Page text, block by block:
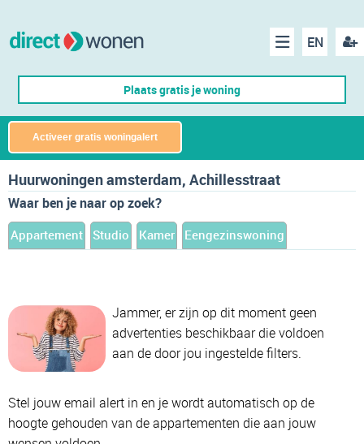
EN
Menu
Plaats gratis je woning
Activeer gratis woningalert
Huurwoningen amsterdam, Achillesstraat
Waar ben je naar op zoek?
Appartement Studio Kamer Eengezinswoning
Jammer, er zijn op dit moment geen
advertenties beschikbaar die voldoen
aan de door jou ingestelde filters.
Stel jouw email alert in en je wordt automatisch op de
hoogte gehouden van de appartementen die aan jouw